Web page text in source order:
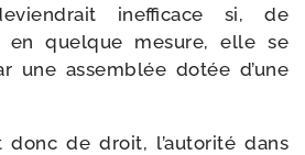
inef­fi­cace si, de
quelque mesure, elle se
une assem­blée dotée d’une
donc de droit, l’autorité dans